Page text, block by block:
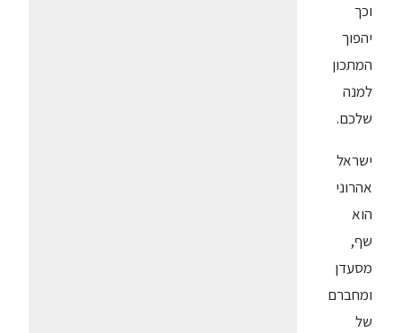
וכך
יהפוך
המתכון
למנה
שלכם.
ישראל
אהרוני
הוא
שף,
מסעדן
ומחברם
של